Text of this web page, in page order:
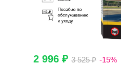
2 996 ₽3 525 ₽ -15%